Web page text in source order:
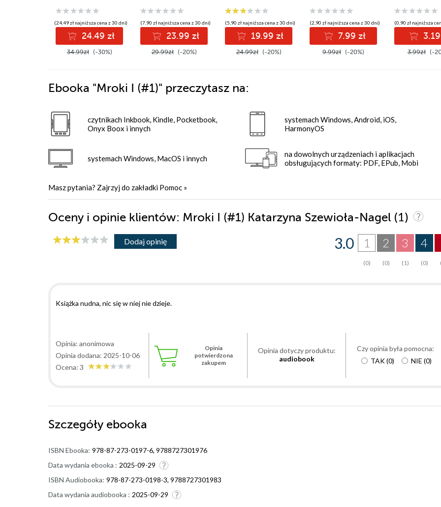
(24,49 zł najniższa cena z 30 dni)
24.49 zł
34.99zł (-30%)
(7,90 zł najniższa cena z 30 dni)
23.99 zł
29.99zł (-20%)
(5,90 zł najniższa cena z 30 dni)
19.99 zł
24.99zł (-20%)
(2,90 zł najniższa cena z 30 dni)
7.99 zł
9.99zł (-20%)
(0,90 zł najniższa
3.99zł (-
Ebooka "Mroki I (#1)" przeczytasz na:
czytnikach Inkbook, Kindle, Pocketbook,
Onyx Boox i innych
systemach Windows, MacOS i innych
systemach Windows, Android, iOS,
HarmonyOS
na dowolnych urządzeniach i aplikacjach
obsługujących formaty: PDF, EPub, Mobi
Masz pytania? Zajrzyj do zakładki Pomoc »
Oceny i opinie klientów: Mroki I (#1) Katarzyna Szewioła-Nagel (1)
Dodaj opinię 4
(0)
3
(1)
2
(0)
1
(0)
3.0
Książka nudna, nic się w niej nie dzieje.
Opinia: anonimowa
Opinia dodana: 2025-10-06
Ocena: 3
Opinia
potwierdzona
zakupem
Opinia dotyczy produktu:
audiobook
Czy opinia była pomocna:
TAK(0) NIE (0)
Szczegóły ebooka
ISBN Ebooka: 978-87-273-0197-6, 9788727301976
Data wydania ebooka : 2025-09-29
ISBN Audiobooka: 978-87-273-0198-3, 9788727301983
Data wydania audiobooka : 2025-09-29